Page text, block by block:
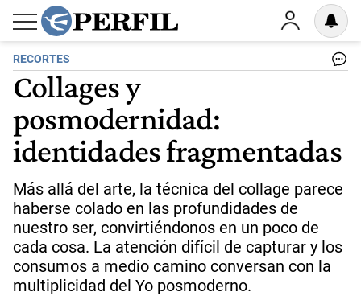
RECORTES
Collages y
posmodernidad:
identidades fragmentadas
Más allá del arte, la técnica del collage parece
haberse colado en las profundidades de
nuestro ser, convirtiéndonos en un poco de
cada cosa. La atención difícil de capturar y los
consumos a medio camino conversan con la
multiplicidad del Yo posmoderno.